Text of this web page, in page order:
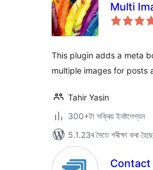
Multi
This plugin adds a meta
multiple images for posts
Tahir Yasin
300+টা সক্ৰিয় ইনষ্টলেশ্যন
5.1.23ৰ সৈতে পৰীক্ষা কৰা হৈছে
Contact